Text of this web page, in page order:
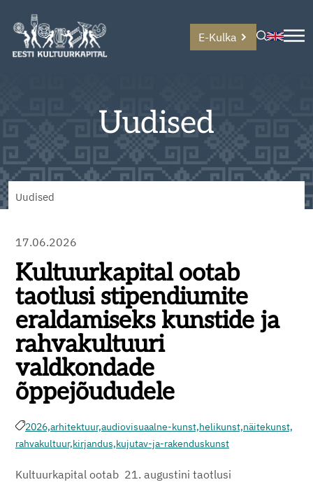
E-Kulka
Uudised
Uudised
17.06.2026
Kultuurkapital ootab
taotlusi stipendiumite
eraldamiseks kunstide ja
rahvakultuuri
valdkondade
õppejõududele
2026,arhitektuur,audiovisuaalne-kunst,helikunst,näitekunst,
rahvakultuur,kirjandus,kujutav-ja-rakenduskunst
Kultuurkapital ootab 21. augustini taotlusi